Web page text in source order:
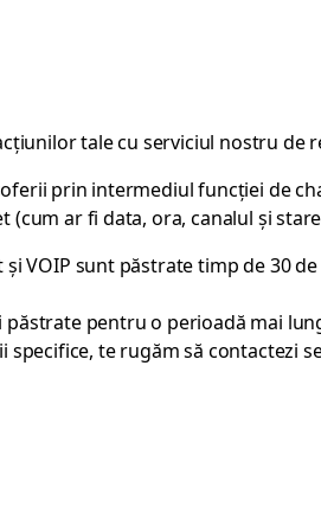
tale cu serviciul nostru de
prin intermediul funcției de
ar fi data, ora, canalul și
VOIP sunt păstrate timp de 30
pentru o perioadă mai
te rugăm să contactezi